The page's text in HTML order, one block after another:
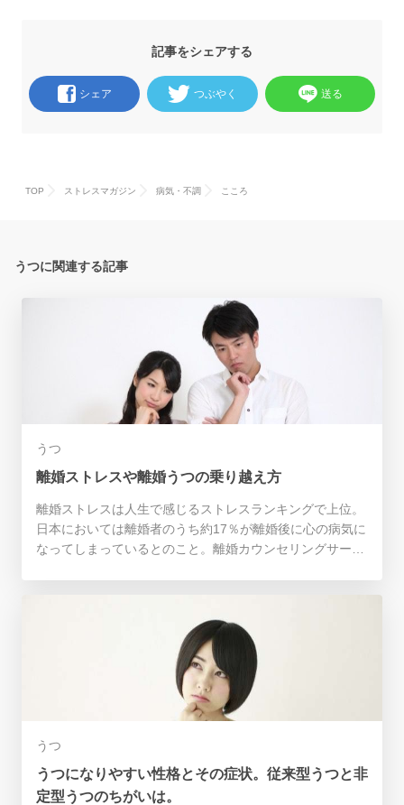
記事をシェアする
シェア つぶやく 送る
TOP ストレスマガジン 病気・不調 こころ
うつに関連する記事
うつ
離婚ストレスや離婚うつの乗り越え方
離婚ストレスは人生で感じるストレスランキングで上位。
日本においては離婚者のうち約17％が離婚後に心の病気に
なってしまっているとのこと。離婚カウンセリングサービ
うつ
うつになりやすい性格とその症状。従来型うつと非
定型うつのちがいは。